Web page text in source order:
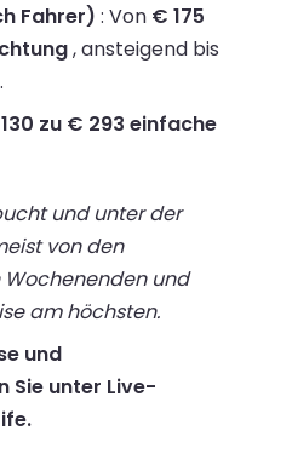
Fahrer) : Von € 175
, ansteigend bis
zu € 293 einfache
und unter der
von den
Wochenenden und
am höchsten.
und
Sie unter Live-